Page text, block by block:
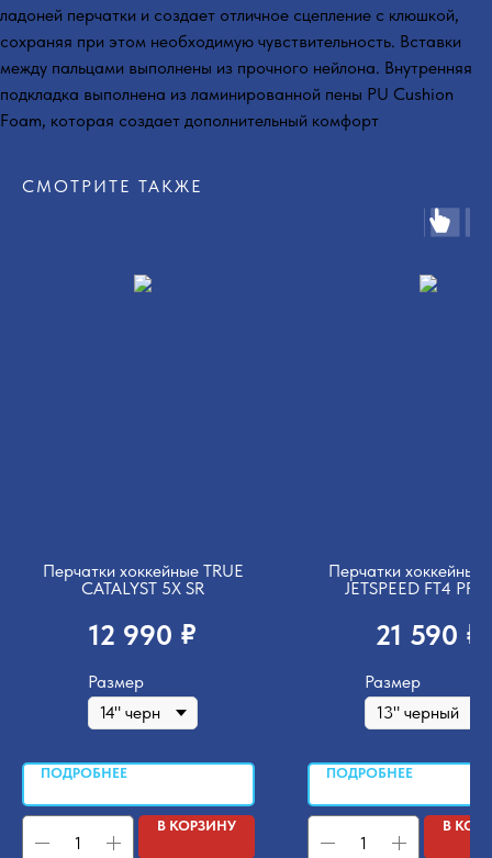
ладоней перчатки и создает отличное сцепление с клюшкой,
сохраняя при этом необходимую чувствительность. Вставки
между пальцами выполнены из прочного нейлона. Внутренняя
подкладка выполнена из ламинированной пены PU Cushion
Foam, которая создает дополнительный комфорт
СМОТРИТЕ ТАКЖЕ
Перчатки хоккейные TRUE
CATALYST 5X SR
12 990 ₽
Размер
ПОДРОБНЕЕ
В КОРЗИНУ
Перчатки хоккейные
JETSPEED FT4 PRO
21 590 ₽
Размер
ПОДРОБНЕЕ
В